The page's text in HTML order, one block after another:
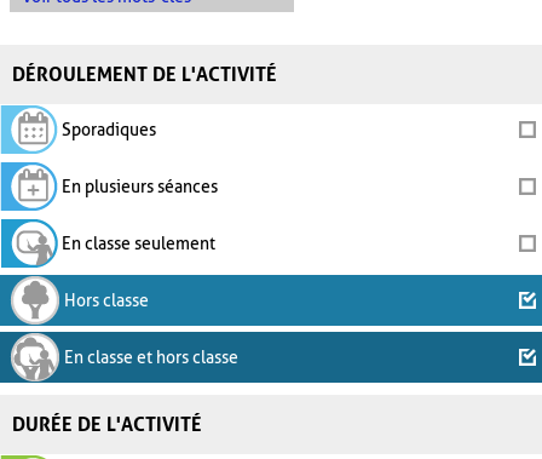
DÉROULEMENT DE L'ACTIVITÉ
Sporadiques
En plusieurs séances
En classe seulement
Hors classe
En classe et hors classe
DURÉE DE L'ACTIVITÉ